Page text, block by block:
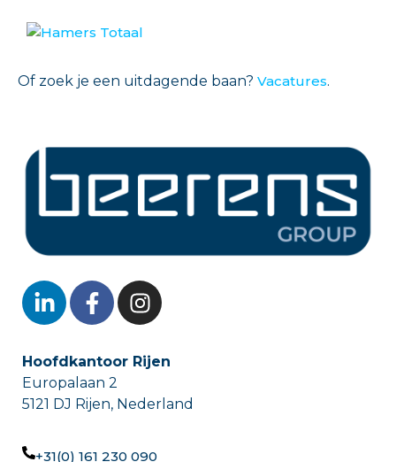
Of zoek je een uitdagende baan? Vacatures.
Hoofdkantoor Rijen
Europalaan 2
5121 DJ Rijen, Nederland
+31(0) 161 230 090